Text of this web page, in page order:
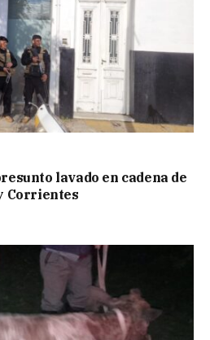
lavado en cadena de
Corrientes